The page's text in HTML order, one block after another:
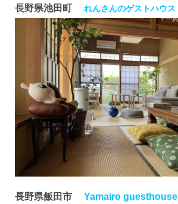
長野県池田町 れんさんのゲストハウス
長野県飯田市 Yamairo guesthouse